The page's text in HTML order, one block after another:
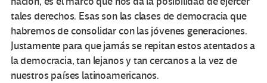
tales derechos. Esas son las clases de democracia que
habremos de consolidar con las jóvenes generaciones.
Justamente para que jamás se repitan estos atentados a
la democracia, tan lejanos y tan cercanos a la vez de
nuestros países latinoamericanos.